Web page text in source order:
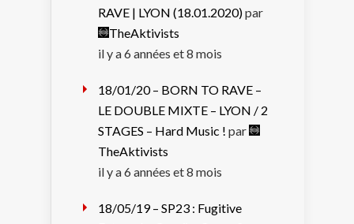
RAVE | LYON (18.01.2020)par
TheAktivists
il y a 6 années et 8 mois
18/01/20 – BORN TO RAVE –
LE DOUBLE MIXTE – LYON / 2
STAGES – Hard Music ! par
TheAktivists
il y a 6 années et 8 mois
18/05/19 – SP23 : Fugitive